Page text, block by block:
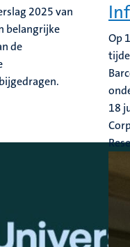
2025 van
belangrijke
de
Op
18